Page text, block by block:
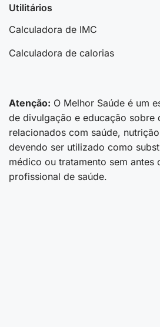
Utilitários
Calculadora de IMC
Calculadora de calorias
Atenção: O Melhor Saúde é um
de divulgação e educação sobre
relacionados com saúde,
devendo ser utilizado como
médico ou tratamento sem antes
profissional de saúde.